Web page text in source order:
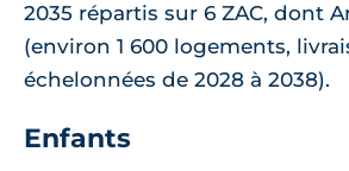
2035 répartis sur 6 ZAC, dont
(environ 1 600 logements,
échelonnées de 2028 à 2038).
Enfants